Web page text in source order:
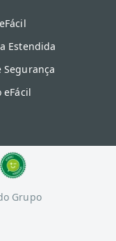
Estendida
Segurança
eFácil
Grupo